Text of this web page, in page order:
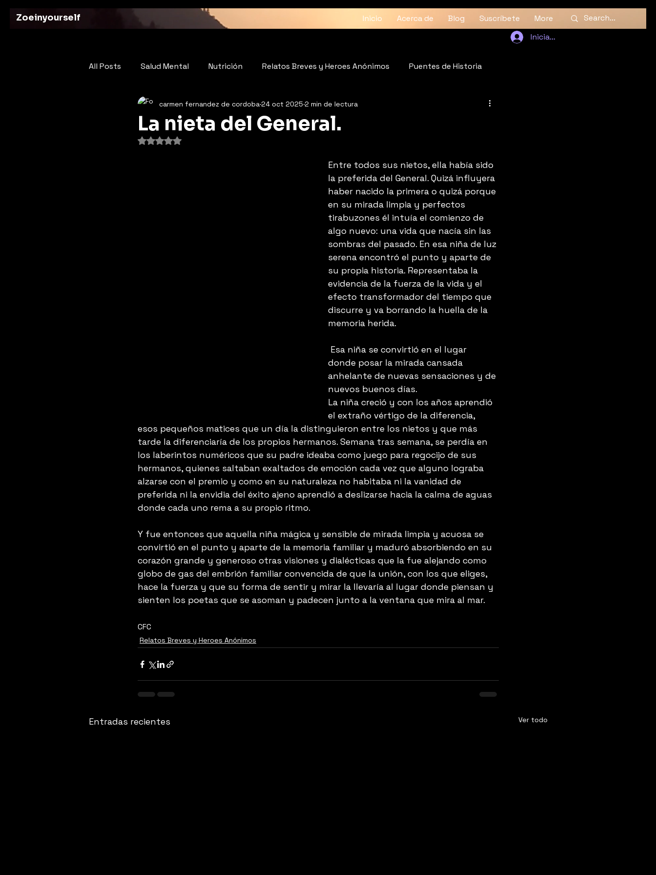
Zoeinyourself Inicio Acerca de Blog Suscríbete
More
Iniciar sesión
All Posts Salud Mental Nutrición Relatos Breves y Heroes Anónimos Puentes de Historia
Tus Aportes Poesia: El Latido del Alma Fundaciones Bienestar
La nieta del General.
carmen fernandez de cordoba 24 oct 2025 2 min de lectura
Obtuvo NaN de 5 estrellas.
Entre todos sus nietos, ella había sido
la preferida del General. Quizá influyera
haber nacido la primera o quizá porque
en su mirada limpia y perfectos
tirabuzones él intuía el comienzo de
algo nuevo: una vida que nacía sin las
sombras del pasado. En esa niña de luz
serena encontró el punto y aparte de
su propia historia. Representaba la
evidencia de la fuerza de la vida y el
efecto transformador del tiempo que
discurre y va borrando la huella de la
memoria herida.
Esa niña se convirtió en el lugar
donde posar la mirada cansada
anhelante de nuevas sensaciones y de
nuevos buenos días.
La niña creció y con los años aprendió
el extraño vértigo de la diferencia,
esos pequeños matices que un día la distinguieron entre los nietos y que más
tarde la diferenciaría de los propios hermanos. Semana tras semana, se perdía en
los laberintos numéricos que su padre ideaba como juego para regocijo de sus
hermanos, quienes saltaban exaltados de emoción cada vez que alguno lograba
alzarse con el premio y como en su naturaleza no habitaba ni la vanidad de
preferida ni la envidia del éxito ajeno aprendió a deslizarse hacia la calma de aguas
donde cada uno rema a su propio ritmo.
Y fue entonces que aquella niña mágica y sensible de mirada limpia y acuosa se
convirtió en el punto y aparte de la memoria familiar y maduró absorbiendo en su
corazón grande y generoso otras visiones y dialécticas que la fue alejando como
globo de gas del embrión familiar convencida de que la unión, con los que eliges,
hace la fuerza y que su forma de sentir y mirar la llevaría al lugar donde piensan y
sienten los poetas que se asoman y padecen junto a la ventana que mira al mar.
CFC
Relatos Breves y Heroes Anónimos
Entradas recientes Ver todo